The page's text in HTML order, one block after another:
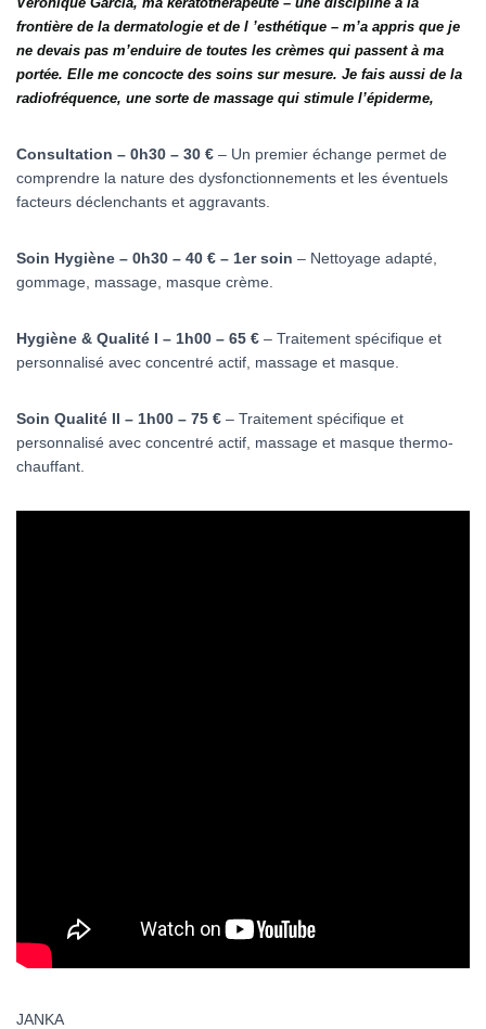
frontière de la dermatologie et de l ’esthétique – m’a appris que je
ne devais pas m’enduire de toutes les crèmes qui passent à ma
portée. Elle me concocte des soins sur mesure. Je fais aussi de la
radiofréquence, une sorte de massage qui stimule l’épiderme,
Consultation – 0h30 – 30 € – Un premier échange permet de
comprendre la nature des dysfonctionnements et les éventuels
facteurs déclenchants et aggravants.
Soin Hygiène – 0h30 – 40 € – 1er soin – Nettoyage adapté,
gommage, massage, masque crème.
Hygiène & Qualité I – 1h00 – 65 € – Traitement spécifique et
personnalisé avec concentré actif, massage et masque.
Soin Qualité II – 1h00 – 75 € – Traitement spécifique et
personnalisé avec concentré actif, massage et masque thermo-
chauffant.
JANKA